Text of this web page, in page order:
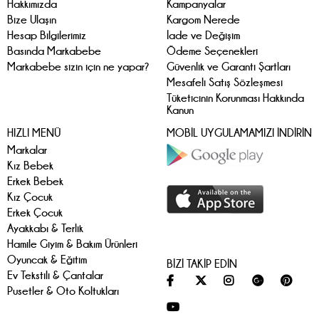
Hakkımızda
Bize Ulaşın
Hesap Bilgilerimiz
Basında Markabebe
Markabebe sizin için ne yapar?
Kampanyalar
Kargom Nerede
İade ve Değişim
Ödeme Seçenekleri
Güvenlik ve Garanti Şartları
Mesafeli Satış Sözleşmesi
Tüketicinin Korunması Hakkında
Kanun
HIZLI MENÜ
Markalar
Kız Bebek
Erkek Bebek
Kız Çocuk
Erkek Çocuk
Ayakkabı & Terlik
Hamile Giyim & Bakım Ürünleri
Oyuncak & Eğitim
Ev Tekstili & Çantalar
Pusetler & Oto Koltukları
MOBİL UYGULAMAMIZI İNDİRİN
BİZİ TAKİP EDİN